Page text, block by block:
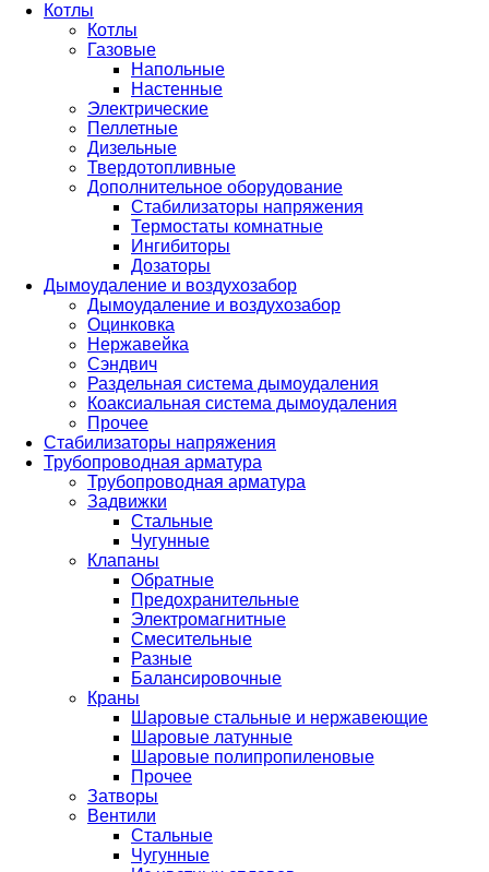
Котлы
Котлы
Газовые
Напольные
Настенные
Электрические
Пеллетные
Дизельные
Твердотопливные
Дополнительное оборудование
Стабилизаторы напряжения
Термостаты комнатные
Ингибиторы
Дозаторы
Дымоудаление и воздухозабор
Дымоудаление и воздухозабор
Оцинковка
Нержавейка
Сэндвич
Раздельная система дымоудаления
Коаксиальная система дымоудаления
Прочее
Стабилизаторы напряжения
Трубопроводная арматура
Трубопроводная арматура
Задвижки
Стальные
Чугунные
Клапаны
Обратные
Предохранительные
Электромагнитные
Смесительные
Разные
Балансировочные
Краны
Шаровые стальные и нержавеющие
Шаровые латунные
Шаровые полипропиленовые
Прочее
Затворы
Вентили
Стальные
Чугунные